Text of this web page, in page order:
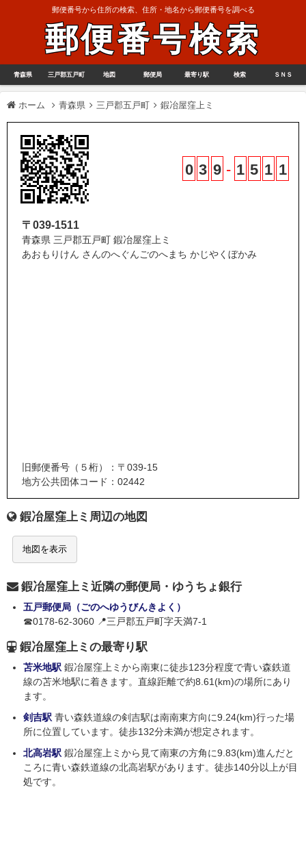
郵便番号から住所の検索、住所・地名から郵便番号を調べる
郵便番号検索
青森県 三戸郡五戸町 地図 郵便局 最寄り駅 検索 ＳＮＳ
ホーム 青森県 三戸郡五戸町 鍜冶屋窪上ミ
0 3 9 - 1 5 1 1
〒039-1511
青森県 三戸郡五戸町 鍜冶屋窪上ミ
あおもりけん さんのへぐんごのへまち かじやくぼかみ
旧郵便番号（５桁）：〒039-15
地方公共団体コード：02442
鍜冶屋窪上ミ周辺の地図
地図を表示
鍜冶屋窪上ミ近隣の郵便局・ゆうちょ銀行
五戸郵便局（ごのへゆうびんきよく）
☎0178-62-3060 📍三戸郡五戸町字天満7-1
鍜冶屋窪上ミの最寄り駅
苫米地駅 鍜冶屋窪上ミから南東に徒歩123分程度で青い森鉄道
線の苫米地駅に着きます。直線距離で約8.61(km)の場所にあり
ます。
剣吉駅 青い森鉄道線の剣吉駅は南南東方向に9.24(km)行った場
所に位置しています。徒歩132分未満が想定されます。
北高岩駅 鍜冶屋窪上ミから見て南東の方角に9.83(km)進んだと
ころに青い森鉄道線の北高岩駅があります。徒歩140分以上が目
処です。